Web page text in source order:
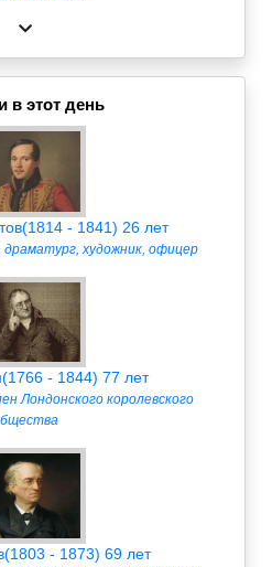
в этот день
- 1841) 26 лет
драматург, художник, офицер
- 1844) 77 лет
Лондонского королевского
- 1873) 69 лет